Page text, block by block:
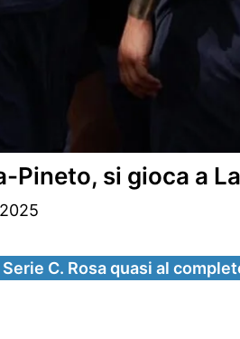
Pineto, si gioca a
C. Rosa quasi al